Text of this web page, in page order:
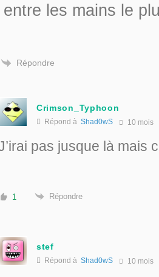
les mains le
Répondre
Crimson_Typhoon
Répond à Shad0wS 10 mois
pas jusque là mais
1 Répondre
stef
Répond à Shad0wS 10 mois